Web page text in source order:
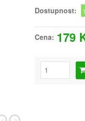
Dostupnost:
Cena: 179